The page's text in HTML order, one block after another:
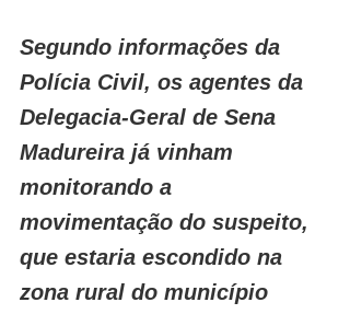
Segundo informações da
Polícia Civil, os agentes da
Delegacia-Geral de Sena
Madureira já vinham
monitorando a
movimentação do suspeito,
que estaria escondido na
zona rural do município